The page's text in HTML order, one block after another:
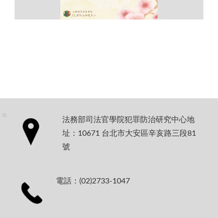
:::
法務部司法官學院犯罪防治研究中心地
址：10671 台北市大安區辛亥路三段81
號
電話：(02)2733-1047